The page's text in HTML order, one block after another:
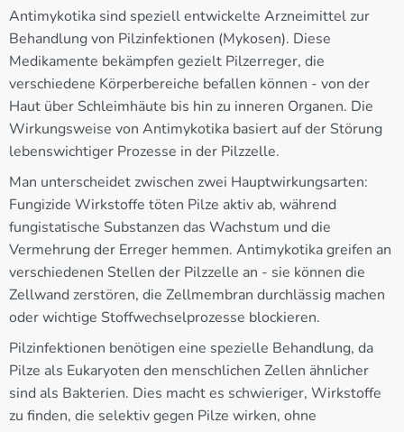
Antimykotika sind speziell entwickelte Arzneimittel zur
Behandlung von Pilzinfektionen (Mykosen). Diese
Medikamente bekämpfen gezielt Pilzerreger, die
verschiedene Körperbereiche befallen können - von der
Haut über Schleimhäute bis hin zu inneren Organen. Die
Wirkungsweise von Antimykotika basiert auf der Störung
lebenswichtiger Prozesse in der Pilzzelle.
Man unterscheidet zwischen zwei Hauptwirkungsarten:
Fungizide Wirkstoffe töten Pilze aktiv ab, während
fungistatische Substanzen das Wachstum und die
Vermehrung der Erreger hemmen. Antimykotika greifen an
verschiedenen Stellen der Pilzzelle an - sie können die
Zellwand zerstören, die Zellmembran durchlässig machen
oder wichtige Stoffwechselprozesse blockieren.
Pilzinfektionen benötigen eine spezielle Behandlung, da
Pilze als Eukaryoten den menschlichen Zellen ähnlicher
sind als Bakterien. Dies macht es schwieriger, Wirkstoffe
zu finden, die selektiv gegen Pilze wirken, ohne